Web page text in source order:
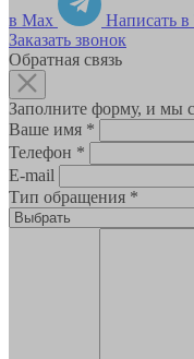
в Max
Написать в
Заказать звонок
Обратная связь
Заполните форму, и мы
Ваше имя *
Телефон *
E-mail
Тип обращения *